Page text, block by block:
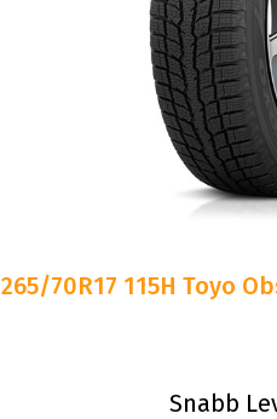
265/70R17 115H Toyo
Snabb